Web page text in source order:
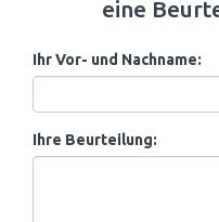
eine
Ihr Vor- und Nachname:
Ihre Beurteilung: